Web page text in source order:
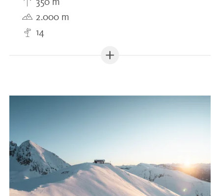
2.000 m
14